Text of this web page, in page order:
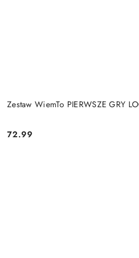
Zestaw WiemTo PIERWSZE GRY
Cena:
72.99